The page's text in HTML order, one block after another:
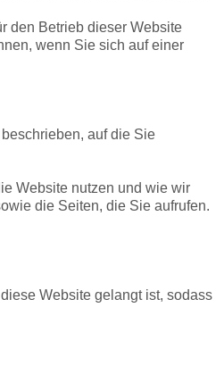
den Betrieb dieser Website
wenn Sie sich auf einer
auf die Sie
Website nutzen und wie wir
die Seiten, die Sie aufrufen.
Website gelangt ist, sodass